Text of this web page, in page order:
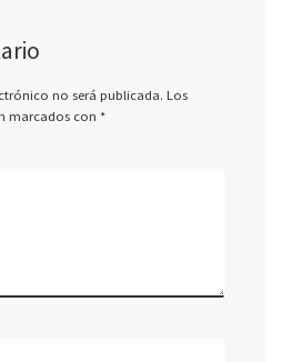
no será publicada. Los
marcados con *